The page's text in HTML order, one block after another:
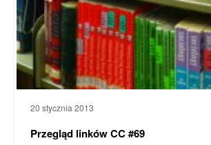
20 stycznia 2013
Przegląd linków CC #69